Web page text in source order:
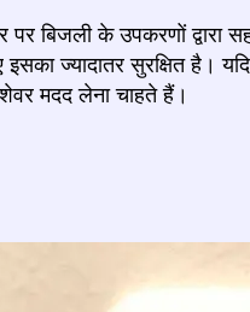
बिजली के उपकरणों द्वारा
ज्यादातर सुरक्षित है।
मदद लेना चाहते हैं।